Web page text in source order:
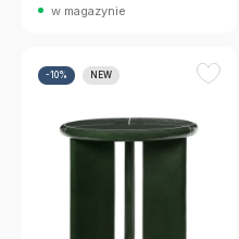
w magazynie
-10% NEW